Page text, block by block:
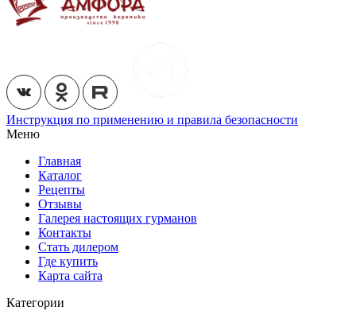
Инструкция по применению и правила безопасности
Меню
Главная
Каталог
Рецепты
Отзывы
Галерея настоящих гурманов
Контакты
Стать дилером
Где купить
Карта сайта
Категории